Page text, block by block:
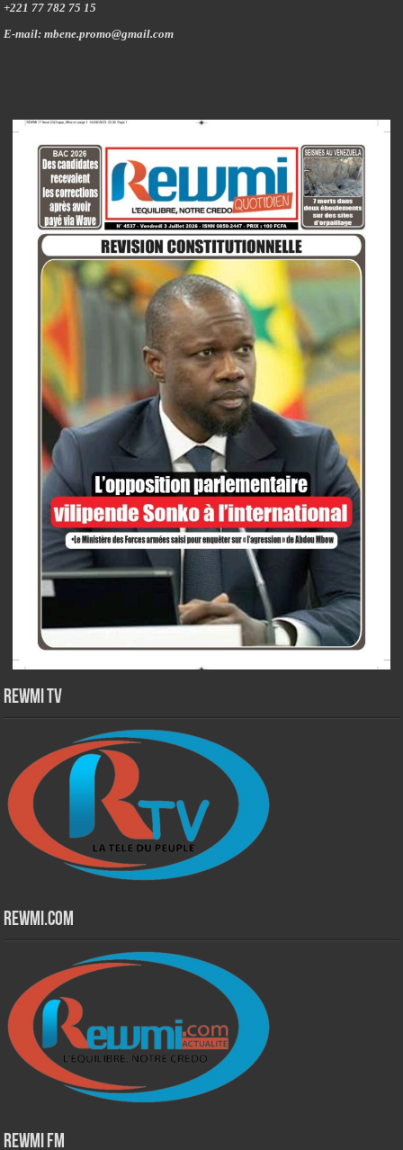
+221 77 782 75 15
E-mail: mbene.promo@gmail.com
Rewmi TV
Rewmi.Com
Rewmi Fm